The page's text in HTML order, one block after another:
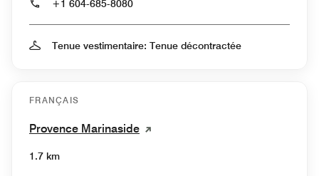
+1 604-685-8080
Tenue vestimentaire: Tenue décontractée
FRANÇAIS
Provence Marinaside
1.7 km